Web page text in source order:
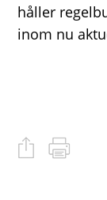
håller
inom nu